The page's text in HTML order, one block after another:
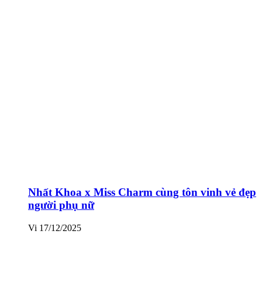
Nhất Khoa x Miss Charm cùng tôn vinh vẻ đẹp
người phụ nữ
Vi 17/12/2025